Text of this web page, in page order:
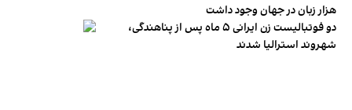
هزار زبان در جهان وجود داشت
دو فوتبالیست زن ایرانی ۵ ماه پس از پناهندگی،
شهروند استرالیا شدند